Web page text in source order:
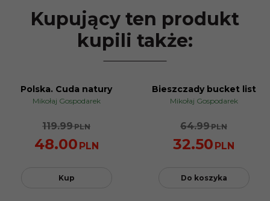
Kupujący ten produkt
kupili także:
Polska. Cuda natury
Mikołaj Gospodarek
119.99PLN
48.00 PLN
Kup
Bieszczady bucket list
Mikołaj Gospodarek
64.99PLN
32.50 PLN
Do koszyka